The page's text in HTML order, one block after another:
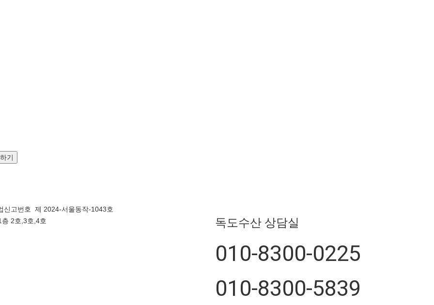
기
신고번호 제 2024-서울동작-1043호
2호,3호,4호
독도수산 상담실
010-8300-0225
010-8300-5839